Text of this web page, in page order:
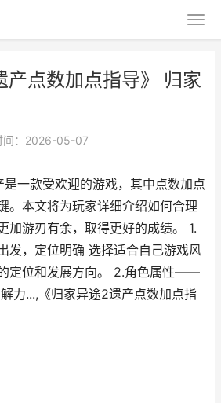
产点数加点指导》 归家
间：2026-05-07
一款受欢迎的游戏，其中点数加点
。本文将为玩家详细介绍如何合理
加游刃有余，取得更好的成绩。 1.
，定位明确 选择适合自己游戏风
定位和发展方向。 2.角色属性——
力...,《归家异途2遗产点数加点指